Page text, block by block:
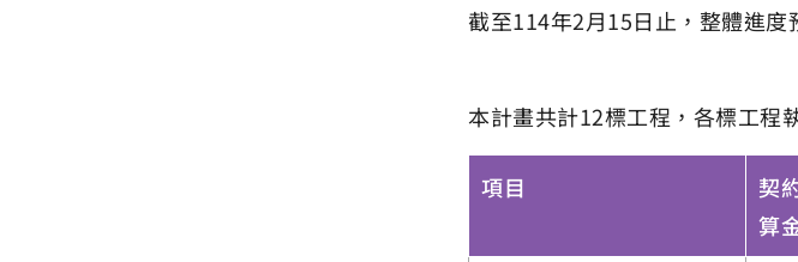
截至114年2月15日止，整體進
本計畫共計12標工程，各標工程
項目
契
算